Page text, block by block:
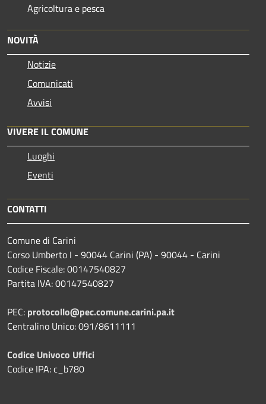
Agricoltura e pesca
NOVITÀ
Notizie
Comunicati
Avvisi
VIVERE IL COMUNE
Luoghi
Eventi
CONTATTI
Comune di Carini
Corso Umberto I - 90044 Carini (PA) - 90044 - Carini
Codice Fiscale: 00147540827
Partita IVA: 00147540827
PEC: protocollo@pec.comune.carini.pa.it
Centralino Unico: 091/8611111
Codice Univoco Uffici
Codice IPA: c_b780